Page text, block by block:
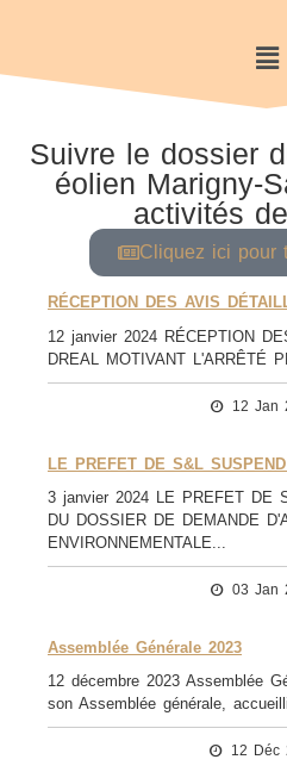
Suivre le dossier
éolien Marigny-
activités
Cliquez ici pour
RÉCEPTION DES AVIS
12 janvier 2024 RÉCEPTION
DREAL MOTIVANT L'ARRÊTÉ
12 Jan
LE PREFET DE S&L
3 janvier 2024 LE PREFET DE
DU DOSSIER DE DEMANDE
ENVIRONNEMENTALE...
03 Jan
Assemblée Générale 2023
12 décembre 2023 Assemblée
son Assemblée générale,
12 Déc